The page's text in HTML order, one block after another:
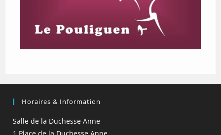
Horaires & Information
Salle de la Duchesse Anne